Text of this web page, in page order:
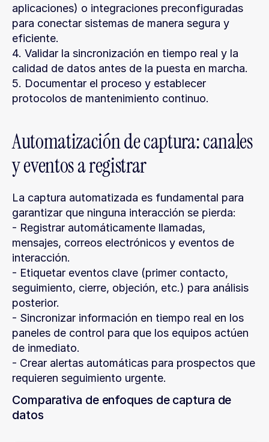
aplicaciones) o integraciones preconfiguradas
para conectar sistemas de manera segura y
eficiente.
4. Validar la sincronización en tiempo real y la
calidad de datos antes de la puesta en marcha.
5. Documentar el proceso y establecer
protocolos de mantenimiento continuo.
Automatización de captura: canales
y eventos a registrar
La captura automatizada es fundamental para
garantizar que ninguna interacción se pierda:
- Registrar automáticamente llamadas,
mensajes, correos electrónicos y eventos de
interacción.
- Etiquetar eventos clave (primer contacto,
seguimiento, cierre, objeción, etc.) para análisis
posterior.
- Sincronizar información en tiempo real en los
paneles de control para que los equipos actúen
de inmediato.
- Crear alertas automáticas para prospectos que
requieren seguimiento urgente.
Comparativa de enfoques de captura de
datos